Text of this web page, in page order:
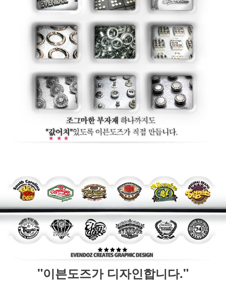
"이븐도즈가 디자인합니다."